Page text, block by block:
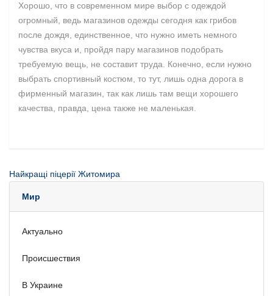
Хорошо, что в современном мире выбор с одеждой
огромный, ведь магазинов одежды сегодня как грибов
после дождя, единственное, что нужно иметь немного
чувства вкуса и, пройдя пару магазинов подобрать
требуемую вещь, не составит труда. Конечно, если нужно
выбрать спортивный костюм, то тут, лишь одна дорога в
фирменный магазин, так как лишь там вещи хорошего
качества, правда, цена также не маленькая.
Найкращі піцерії Житомира
Мир
Актуально
Происшествия
В Украине